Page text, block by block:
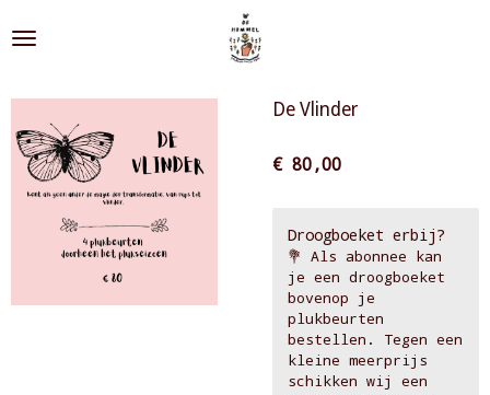
direct
De Vlinder
€ 80,00
Droogboeket erbij?
💐 Als abonnee kan
je een droogboeket
bovenop je
plukbeurten
bestellen. Tegen een
kleine meerprijs
schikken wij een